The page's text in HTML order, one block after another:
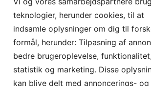
CE-mærket reflekstype 3. Opfylder
teknologier, herunder cookies, til at
indsamle oplysninger om dig til
formål, herunder: Tilpasning af
bedre brugeroplevelse, funktionalitet,
statistik og marketing. Disse
kan blive delt med annoncerings- og